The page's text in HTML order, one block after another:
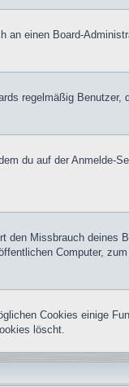
einen Board-
regelmäßig Benutzer,
du auf der Anmelde-
den Missbrauch deines
Computer,
Cookies einige
löscht.